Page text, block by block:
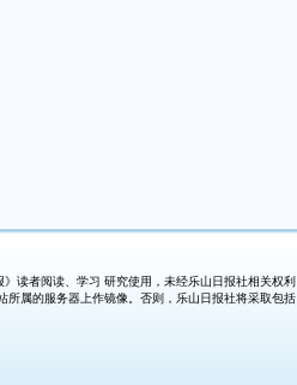
读者阅读、学习 研究使用，未经乐山日报社相关权利
所属的服务器上作镜像。否则，乐山日报社将采取包括